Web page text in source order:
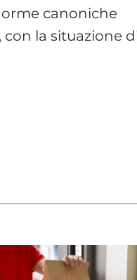
canoniche
con la situazione